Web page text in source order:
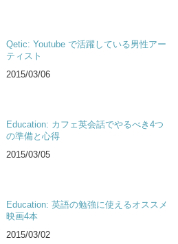
Qetic: Youtube で活躍している男性アー
ティスト
2015/03/06
Education: カフェ英会話でやるべき4つ
の準備と心得
2015/03/05
Education: 英語の勉強に使えるオススメ
映画4本
2015/03/02